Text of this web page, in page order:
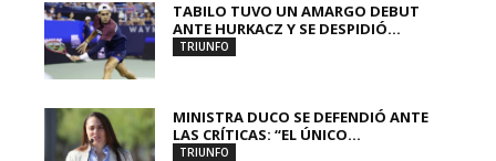
TABILO TUVO UN AMARGO DEBUT
ANTE HURKACZ Y SE DESPIDIÓ...
TRIUNFO
MINISTRA DUCO SE DEFENDIÓ ANTE
LAS CRÍTICAS: “EL ÚNICO...
TRIUNFO